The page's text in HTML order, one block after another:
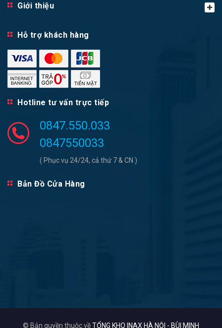
Giới thiệu
Hỗ trợ khách hàng
Hotline tư vấn trực tiếp
0847.550.033
0847550033
( Phục vụ 24/24, cả thứ 7 & CN )
Bản Đồ Cửa Hàng
© Bản quyền thuộc vềTỔNG KHO INAX HÀ NỘI - BÙI MINH